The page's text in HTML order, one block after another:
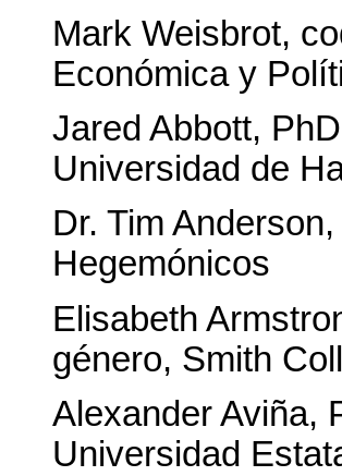
Mark Weisbrot,
Económica y
Jared Abbott,
Universidad de
Dr. Tim
Hegemónicos
Elisabeth
género, Smith
Alexander Aviña,
Universidad